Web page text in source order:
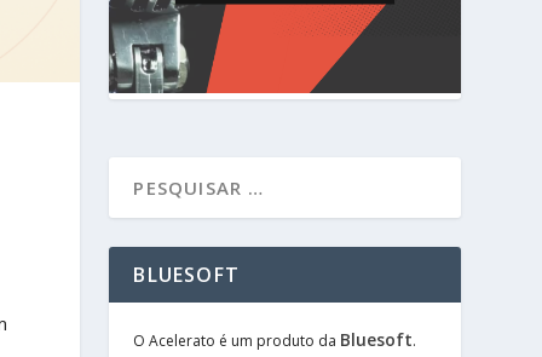
BLUESOFT
O Acelerato é um produto da Bluesoft.